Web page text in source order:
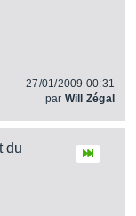
27/01/2009 00:31
par Will Zégal
du